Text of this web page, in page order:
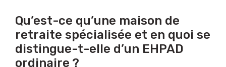
Qu’est-ce qu’une maison de
retraite spécialisée et en quoi se
distingue-t-elle d’un EHPAD
ordinaire ?